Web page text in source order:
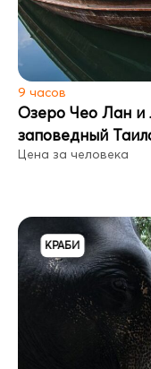
9 часов
Озеро Чео Лан и
заповедный
Цена за человека
КРАБИ